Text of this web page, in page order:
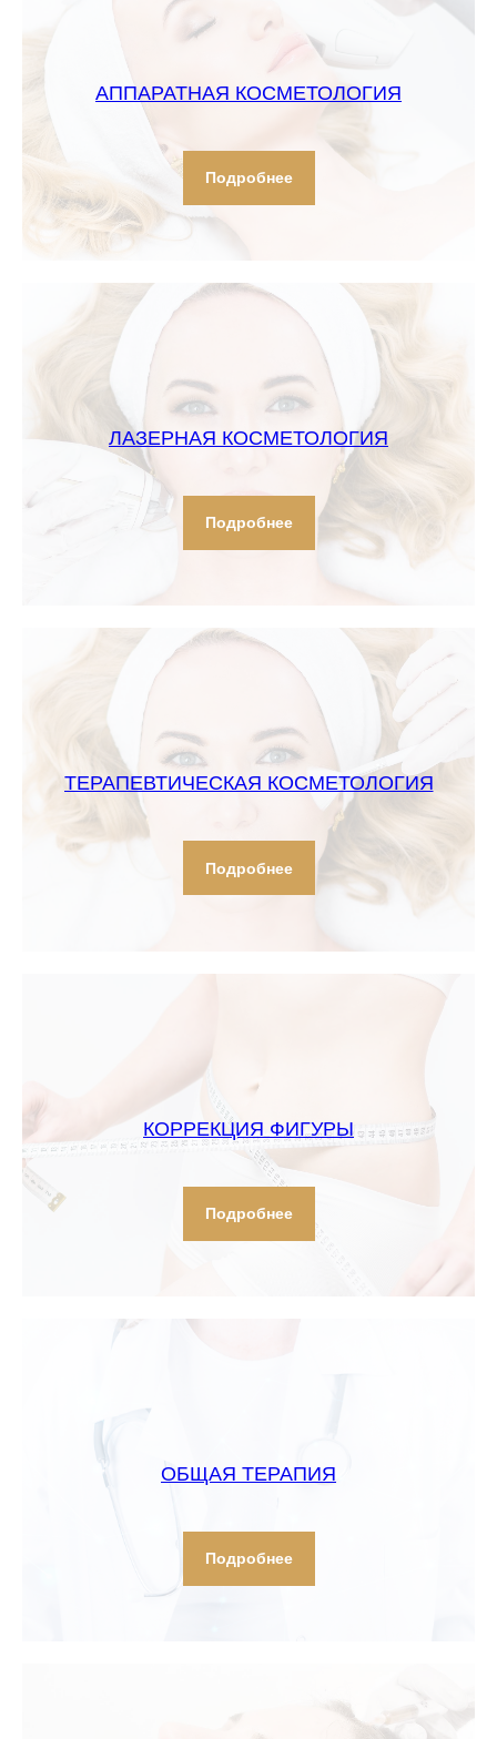
АППАРАТНАЯ КОСМЕТОЛОГИЯ
Подробнее
ЛАЗЕРНАЯ КОСМЕТОЛОГИЯ
Подробнее
ТЕРАПЕВТИЧЕСКАЯ КОСМЕТОЛОГИЯ
Подробнее
КОРРЕКЦИЯ ФИГУРЫ
Подробнее
ОБЩАЯ ТЕРАПИЯ
Подробнее